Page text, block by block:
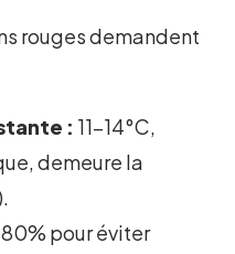
rouges demandent
: 11-14°C,
demeure la
pour éviter